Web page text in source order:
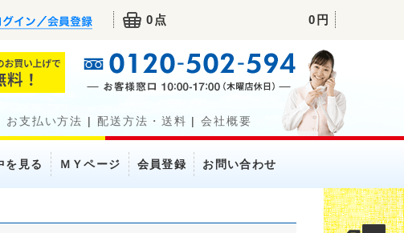
0点 0円
お支払い方法 |配送方法・送料 |会社概要
を見る ＭＹページ 会員登録 お問い合わせ